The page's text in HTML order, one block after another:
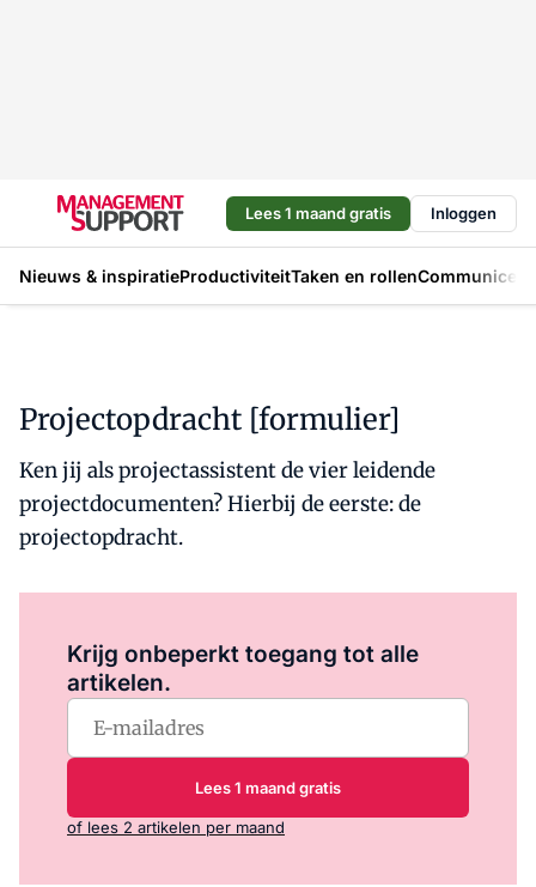
Lees 1 maand gratis Inloggen
Nieuws & inspiratieProductiviteitTaken en rollen
Projectopdracht [formulier]
Ken jij als projectassistent de vier leidende
projectdocumenten? Hierbij de eerste: de
projectopdracht.
Krijg onbeperkt toegang tot alle
artikelen.
Lees 1 maand gratis
of lees 2 artikelen per maand